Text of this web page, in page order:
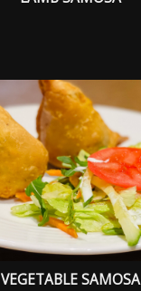
VEGETABLE SAMOSA